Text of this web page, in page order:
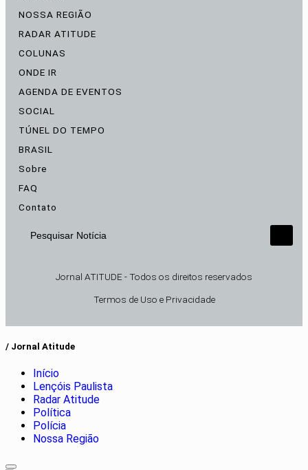
NOSSA REGIÃO
RADAR ATITUDE
COLUNAS
ONDE IR
AGENDA DE EVENTOS
SOCIAL
TÚNEL DO TEMPO
BRASIL
Sobre
FAQ
Contato
Pesquisar Notícia
Jornal ATITUDE - Todos os direitos reservados
Termos de Uso e Privacidade
/ Jornal Atitude
Início
Lençóis Paulista
Radar Atitude
Política
Polícia
Nossa Região